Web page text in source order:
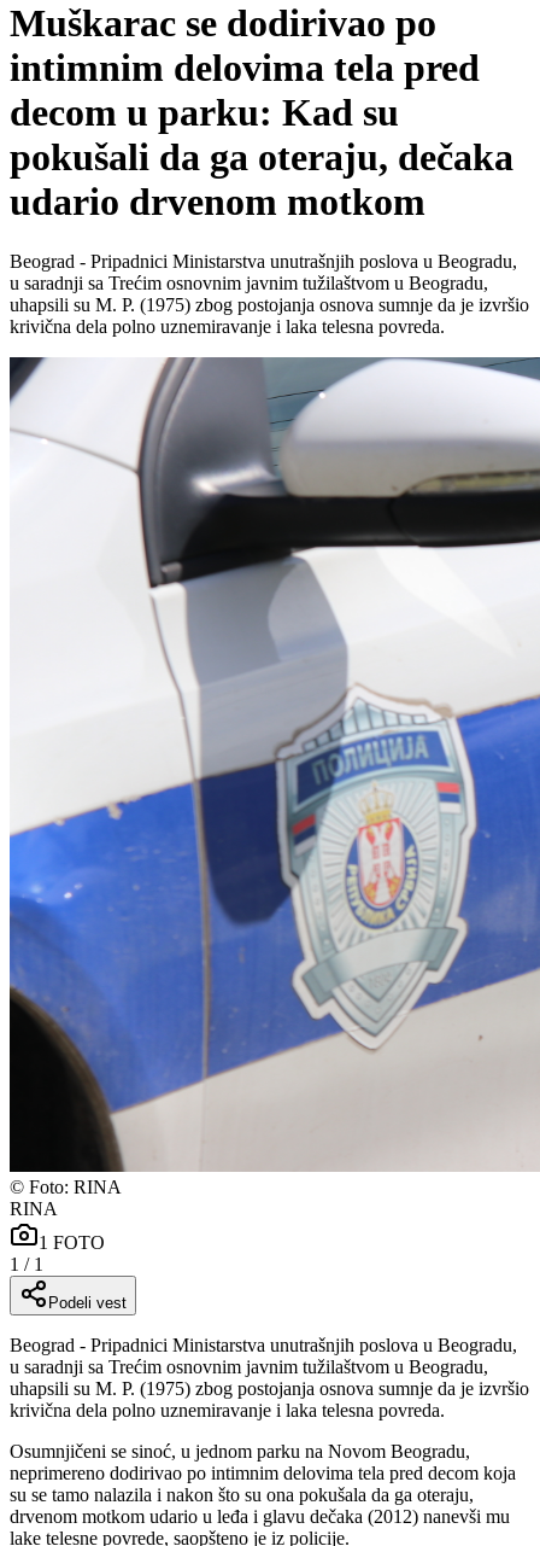
Muškarac se dodirivao po
intimnim delovima tela pred
decom u parku: Kad su
pokušali da ga oteraju, dečaka
udario drvenom motkom
Beograd - Pripadnici Ministarstva unutrašnjih poslova u Beogradu,
u saradnji sa Trećim osnovnim javnim tužilaštvom u Beogradu,
uhapsili su M. P. (1975) zbog postojanja osnova sumnje da je izvršio
krivična dela polno uznemiravanje i laka telesna povreda.
© Foto: RINA
RINA
1 FOTO
1 / 1
Podeli vest
Beograd - Pripadnici Ministarstva unutrašnjih poslova u Beogradu,
u saradnji sa Trećim osnovnim javnim tužilaštvom u Beogradu,
uhapsili su M. P. (1975) zbog postojanja osnova sumnje da je izvršio
krivična dela polno uznemiravanje i laka telesna povreda.
Osumnjičeni se sinoć, u jednom parku na Novom Beogradu,
neprimereno dodirivao po intimnim delovima tela pred decom koja
su se tamo nalazila i nakon što su ona pokušala da ga oteraju,
drvenom motkom udario u leđa i glavu dečaka (2012) nanevši mu
lake telesne povrede, saopšteno je iz policije.